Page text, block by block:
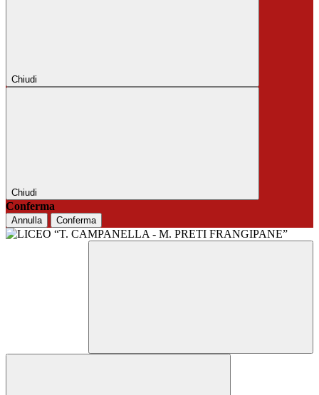
Chiudi
Chiudi
Conferma
Annulla Conferma